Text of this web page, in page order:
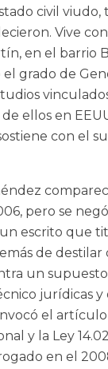
civil viudo,
Vive
en el barrio
grado de
ellos en
con el
pero se
escrito que
de destilar
un
jurídicas y
el artículo
y la Ley
en el